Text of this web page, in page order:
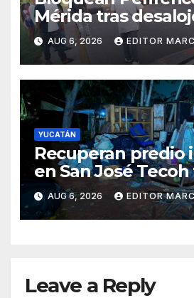
Mérida tras
predio en San
AUG 6, 2026 EDITOR
YUCATÁN
Recuperan predio
en San José Tecoh
operativo en
AUG 6, 2026 EDITOR
Leave a Reply